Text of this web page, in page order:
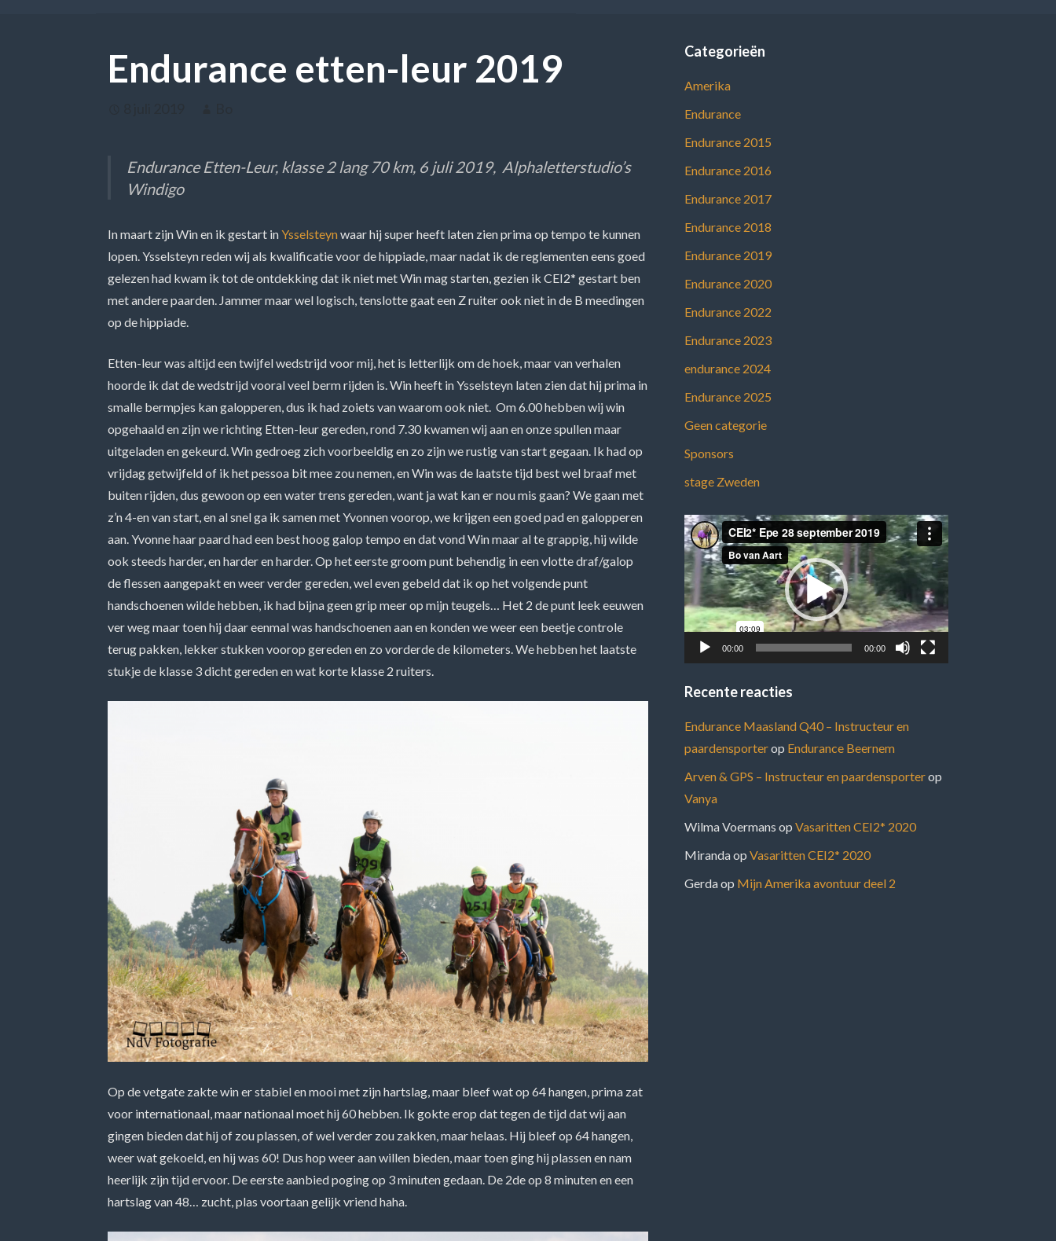
Endurance etten-leur 2019
Endurance Etten-Leur, klasse 2 lang 70 km, 6 juli 2019, Alphaletterstudio’s
Windigo
In maart zijn Win en ik gestart inYsselsteynwaar hij super heeft laten zien prima op tempo te kunnen
lopen. Ysselsteyn reden wij als kwalificatie voor de hippiade, maar nadat ik de reglementen eens goed
gelezen had kwam ik tot de ontdekking dat ik niet met Win mag starten, gezien ik CEI2* gestart ben
met andere paarden. Jammer maar wel logisch, tenslotte gaat een Z ruiter ook niet in de B meedingen
op de hippiade.
Etten-leur was altijd een twijfel wedstrijd voor mij, het is letterlijk om de hoek, maar van verhalen
hoorde ik dat de wedstrijd vooral veel berm rijden is. Win heeft in Ysselsteyn laten zien dat hij prima in
smalle bermpjes kan galopperen, dus ik had zoiets van waarom ook niet. Om 6.00 hebben wij win
opgehaald en zijn we richting Etten-leur gereden, rond 7.30 kwamen wij aan en onze spullen maar
uitgeladen en gekeurd. Win gedroeg zich voorbeeldig en zo zijn we rustig van start gegaan. Ik had op
vrijdag getwijfeld of ik het pessoa bit mee zou nemen, en Win was de laatste tijd best wel braaf met
buiten rijden, dus gewoon op een water trens gereden, want ja wat kan er nou mis gaan? We gaan met
z’n 4-en van start, en al snel ga ik samen met Yvonnen voorop, we krijgen een goed pad en galopperen
aan. Yvonne haar paard had een best hoog galop tempo en dat vond Win maar al te grappig, hij wilde
ook steeds harder, en harder en harder. Op het eerste groom punt behendig in een vlotte draf/galop
de flessen aangepakt en weer verder gereden, wel even gebeld dat ik op het volgende punt
handschoenen wilde hebben, ik had bijna geen grip meer op mijn teugels… Het 2 de punt leek eeuwen
ver weg maar toen hij daar eenmal was handschoenen aan en konden we weer een beetje controle
terug pakken, lekker stukken voorop gereden en zo vorderde de kilometers. We hebben het laatste
stukje de klasse 3 dicht gereden en wat korte klasse 2 ruiters.
Op de vetgate zakte win er stabiel en mooi met zijn hartslag, maar bleef wat op 64 hangen, prima zat
voor internationaal, maar nationaal moet hij 60 hebben. Ik gokte erop dat tegen de tijd dat wij aan
gingen bieden dat hij of zou plassen, of wel verder zou zakken, maar helaas. Hij bleef op 64 hangen,
weer wat gekoeld, en hij was 60! Dus hop weer aan willen bieden, maar toen ging hij plassen en nam
heerlijk zijn tijd ervoor. De eerste aanbied poging op 3 minuten gedaan. De 2de op 8 minuten en een
hartslag van 48… zucht, plas voortaan gelijk vriend haha.
Categorieën
Amerika
Endurance
Endurance 2015
Endurance 2016
Endurance 2017
Endurance 2018
Endurance 2019
Endurance 2020
Endurance 2022
Endurance 2023
endurance 2024
Endurance 2025
Geen categorie
Sponsors
stage Zweden
Videospeler
00:00 00:00
Recente reacties
Endurance Maasland Q40 – Instructeur en
paardensporterop Endurance Beernem
Arven & GPS – Instructeur en paardensporterop
Vanya
Wilma Voermans op Vasaritten CEI2* 2020
Mirandaop Vasaritten CEI2* 2020
Gerdaop Mijn Amerika avontuur deel 2